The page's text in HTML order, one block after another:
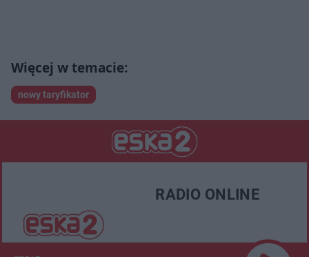
nowy taryfikator
RADIO ONLINE